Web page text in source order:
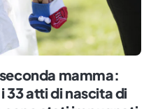
mamma:
33 atti di nascita di